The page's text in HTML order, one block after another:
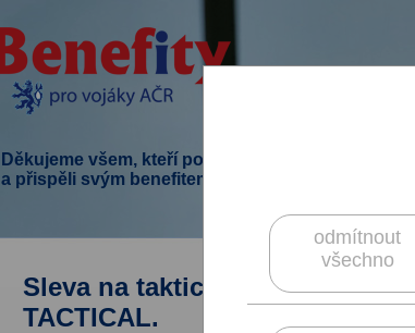
Děkujeme všem, kteří podpořili tento projekt
a přispěli svým benefitem.
odmítnout
všechno
Sleva na taktickou výstroj,
TACTICAL.